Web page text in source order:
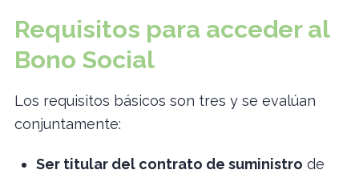
Requisitos para acceder al
Bono Social
Los requisitos básicos son tres y se evalúan
conjuntamente:
Ser titular del contrato de suministro de